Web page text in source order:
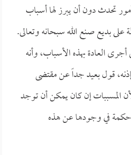
تحدث دون أن يبرز لها أسباب
على بديع صنع الله سبحانه وتعالى.
العادة بهذه الأسباب، وأنه
قول بعيد جداً عن مقتضى
المسببات إن كان يمكن أن توجد
في وجودها عن هذه